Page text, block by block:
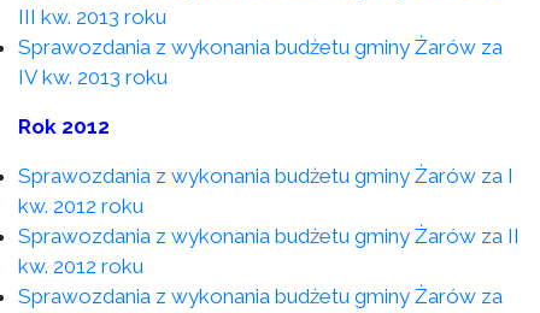
III kw. 2013 roku
Sprawozdania z wykonania budżetu gminy Żarów za
IV kw. 2013 roku
Rok 2012
Sprawozdania z wykonania budżetu gminy Żarów za I
kw. 2012 roku
Sprawozdania z wykonania budżetu gminy Żarów za II
kw. 2012 roku
Sprawozdania z wykonania budżetu gminy Żarów za